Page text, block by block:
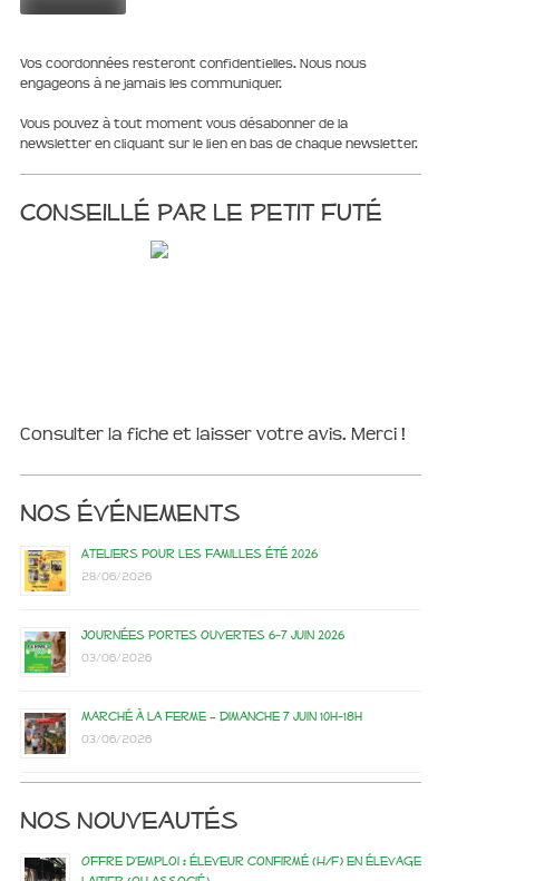
Vos coordonnées resteront confidentielles. Nous nous
engageons à ne jamais les communiquer.
Vous pouvez à tout moment vous désabonner de la
newsletter en cliquant sur le lien en bas de chaque newsletter.
Conseillé par le Petit Futé
Consulter la fiche et laisser votre avis. Merci !
Nos événements
Ateliers pour les familles été 2026
28/06/2026
Journées portes ouvertes 6-7 juin 2026
03/06/2026
Marché à la ferme – dimanche 7 juin 10h-18h
03/06/2026
Nos nouveautés
Offre d’emploi : éleveur confirmé (H/F) en élevage